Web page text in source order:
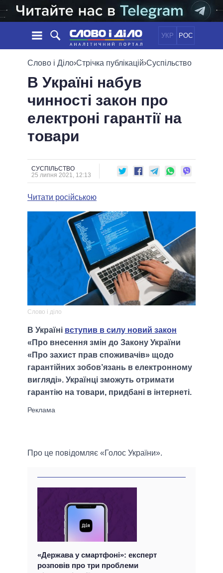
УКР РОС
НОВИНИ
СТРІЧКА
ПОДІЇ
СТАТТІ
ОГЛЯДИ
ДАЙДЖЕСТИ
ПОЛІТИКА
ЕКОНОМІКА
СУСПІЛЬСТВО
СВІТ
ОБIЦЯНКИ
ПОЛIТИКИ
УСІ ПОЛІТИКИ
ПРЕЗИДЕНТ І ОФІС
ВЕРХОВНА РАДА
КАБІНЕТ МІНІСТРІВ
МЕРИ МІСТ
ВСІ ПЕРСОНИ
ІНФОГРАФІКА
ПІДТРИМАТИ
ПОРІВНЯННЯ ПОЛІТИКІВ
Слово і Діло›Стрічка публікацій›Суспільство
В Україні набув
чинності закон про
електроні гарантії на
товари
СУСПІЛЬСТВО
25 липня 2021, 12:13
Читати російською
Слово і діло
В Україні вступив в силу новий закон
«Про внесення змін до Закону України
«Про захист прав споживачів» щодо
гарантійних зобов’язань в електронному
вигляді». Українці зможуть отримати
гарантію на товари, придбані в інтернеті.
Про це повідомляє «Голос України».
«Держава у смартфоні»: експерт
розповів про три проблеми